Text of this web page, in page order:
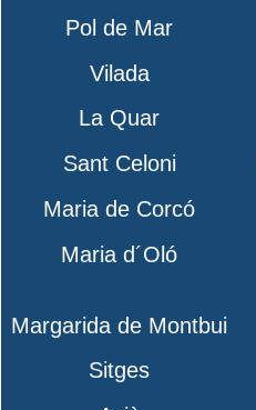
Pol de Mar
Vilada
La Quar
Sant Celoni
Maria de Corcó
Maria d´Oló
Margarida de Montbui
Sitges